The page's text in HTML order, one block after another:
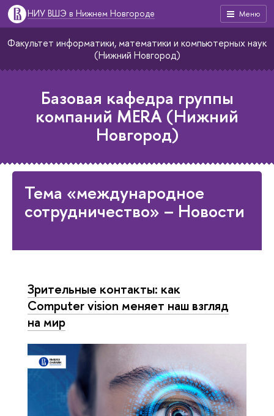
Меню
НИУ ВШЭ в Нижнем Новгороде
Факультет информатики, математики и компьютерных наук
(Нижний Новгород)
Базовая кафедра группы
компаний MERA (Нижний
Новгород)
Тема «международное
сотрудничество» – Новости
Зрительные контакты: как
Computer vision меняет наш взгляд
на мир